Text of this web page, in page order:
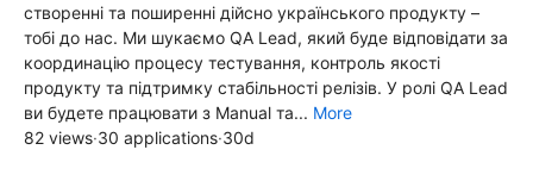
створенні та поширенні дійсно українського продукту –
тобі до нас. Ми шукаємо QA Lead, який буде відповідати за
координацію процесу тестування, контроль якості
продукту та підтримку стабільності релізів. У ролі QA Lead
ви будете працювати з Manual та... More
82 views·30 applications·30d